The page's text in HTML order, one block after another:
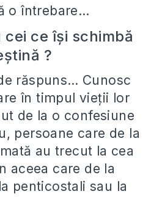
o întrebare…
ce îşi schimbă
?
răspuns… Cunosc
în timpul vieţii lor
de la o confesiune
persoane care de la
au trecut la cea
aceea care de la
penticostali sau la